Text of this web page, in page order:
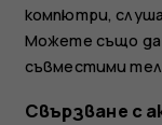
8.1
компютри,
Можете също да
съвместими
Свързване с